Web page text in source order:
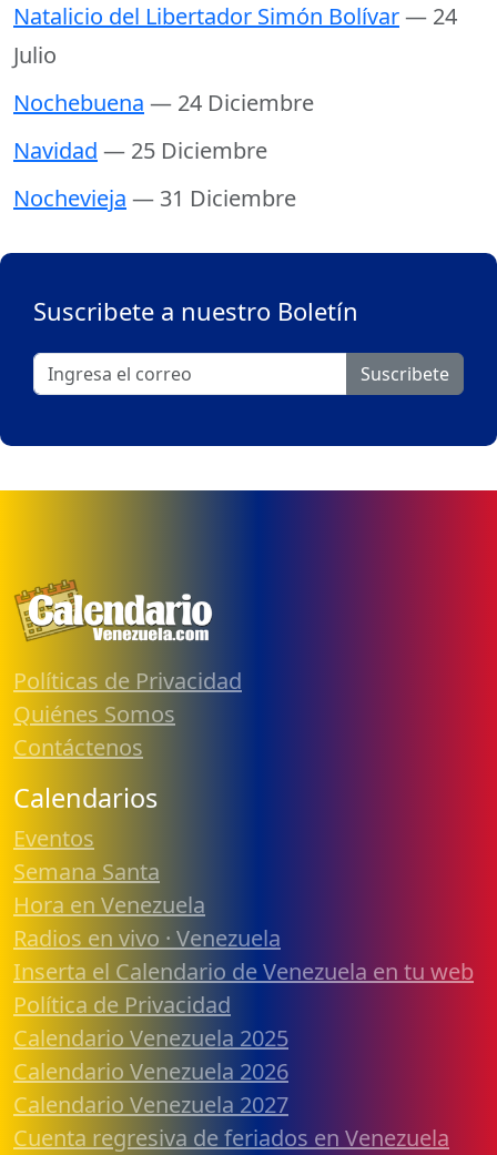
Natalicio del Libertador Simón Bolívar— 24
Julio
Nochebuena — 24 Diciembre
Navidad — 25 Diciembre
Nochevieja — 31 Diciembre
Suscribete a nuestro Boletín
Suscribete
Políticas de Privacidad
Quiénes Somos
Contáctenos
Calendarios
Eventos
Semana Santa
Hora en Venezuela
Radios en vivo · Venezuela
Inserta el Calendario de Venezuela en tu web
Política de Privacidad
Calendario Venezuela 2025
Calendario Venezuela 2026
Calendario Venezuela 2027
Cuenta regresiva de feriados en Venezuela